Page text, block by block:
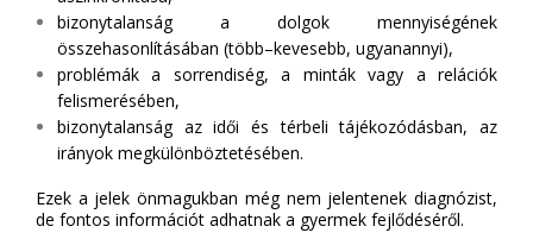
bizonytalanság a dolgok mennyiségének
összehasonlításában (több–kevesebb, ugyanannyi),
problémák a sorrendiség, a minták vagy a relációk
felismerésében,
bizonytalanság az idői és térbeli tájékozódásban, az
irányok megkülönböztetésében.
Ezek a jelek önmagukban még nem jelentenek diagnózist,
de fontos információt adhatnak a gyermek fejlődéséről.